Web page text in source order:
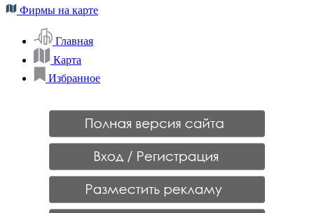
Фирмы на карте
Главная
Карта
Избранное